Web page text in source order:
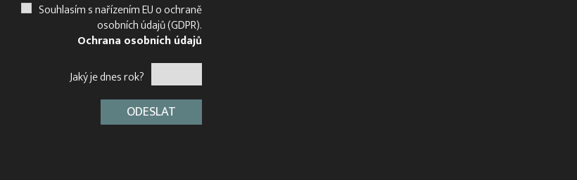
Souhlasím s nařízením EU o ochraně
osobních údajů (GDPR).
Ochrana osobních údajů
Jaký je dnes rok?